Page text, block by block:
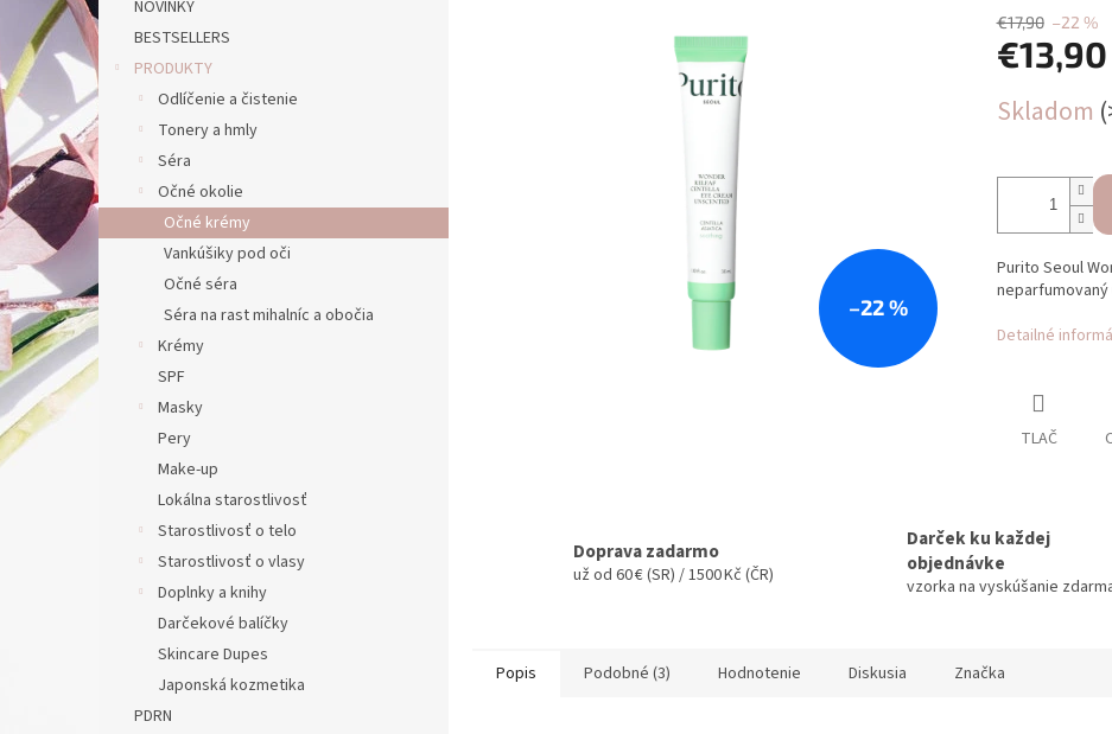
p
n
e
l
NOVINKY
BESTSELLERS
PRODUKTY
Odlíčenie a čistenie
Tonery a hmly
Séra
Očné okolie
Očné krémy
Vankúšiky pod oči
Očné séra
Séra na rast mihalníc a obočia
Krémy
SPF
Masky
Pery
Make-up
Lokálna starostlivosť
Starostlivosť o telo
Starostlivosť o vlasy
Doplnky a knihy
Darčekové balíčky
Skincare Dupes
Japonská kozmetika
PDRN
0,0
z
hviezdičiek.
–22 %
€17,90 –22 %
€13,90
cena:
Skladom
Purito Seoul
Detailné
TLAČ
Doprava zadarmo
už od 60 € (SR) / 1500 Kč (ČR)
Darček ku každej
objednávke
vzorka na vyskúšanie
Popis Podobné (3) Hodnotenie Diskusia Značka